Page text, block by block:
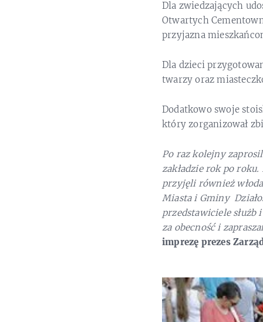
Dla zwiedzających
Otwartych
przyjazna
Dla dzieci
twarzy oraz
Dodatkowo swoje
który zorganizował
Po raz kolejny
zakładzie rok po
przyjęli również
Miasta i Gminy
przedstawiciele
za obecność i
imprezę prezes